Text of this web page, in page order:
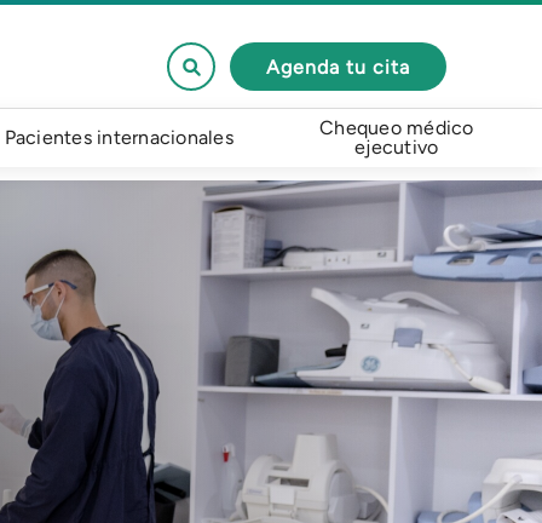
Agenda tu cita
Pacientes internacionales
Chequeo médico
ejecutivo